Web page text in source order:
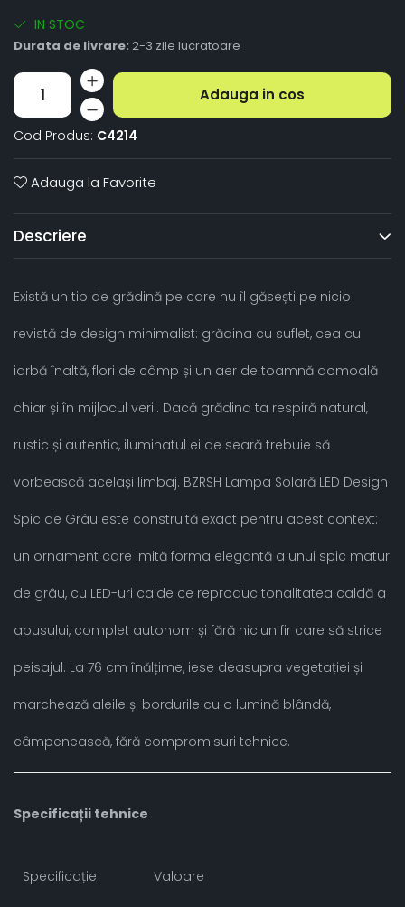
IN STOC
Durata de livrare: 2-3 zile lucratoare
Adauga in cos
Cod Produs: C4214
Adauga la Favorite
Descriere
Există un tip de grădină pe care nu îl găsești pe nicio
revistă de design minimalist: grădina cu suflet, cea cu
iarbă înaltă, flori de câmp și un aer de toamnă domoală
chiar și în mijlocul verii. Dacă grădina ta respiră natural,
rustic și autentic, iluminatul ei de seară trebuie să
vorbească același limbaj. BZRSH Lampa Solară LED Design
Spic de Grâu este construită exact pentru acest context:
un ornament care imită forma elegantă a unui spic matur
de grâu, cu LED-uri calde ce reproduc tonalitatea caldă a
apusului, complet autonom și fără niciun fir care să strice
peisajul. La 76 cm înălțime, iese deasupra vegetației și
marchează aleile și bordurile cu o lumină blândă,
câmpenească, fără compromisuri tehnice.
Specificații tehnice
Specificație Valoare